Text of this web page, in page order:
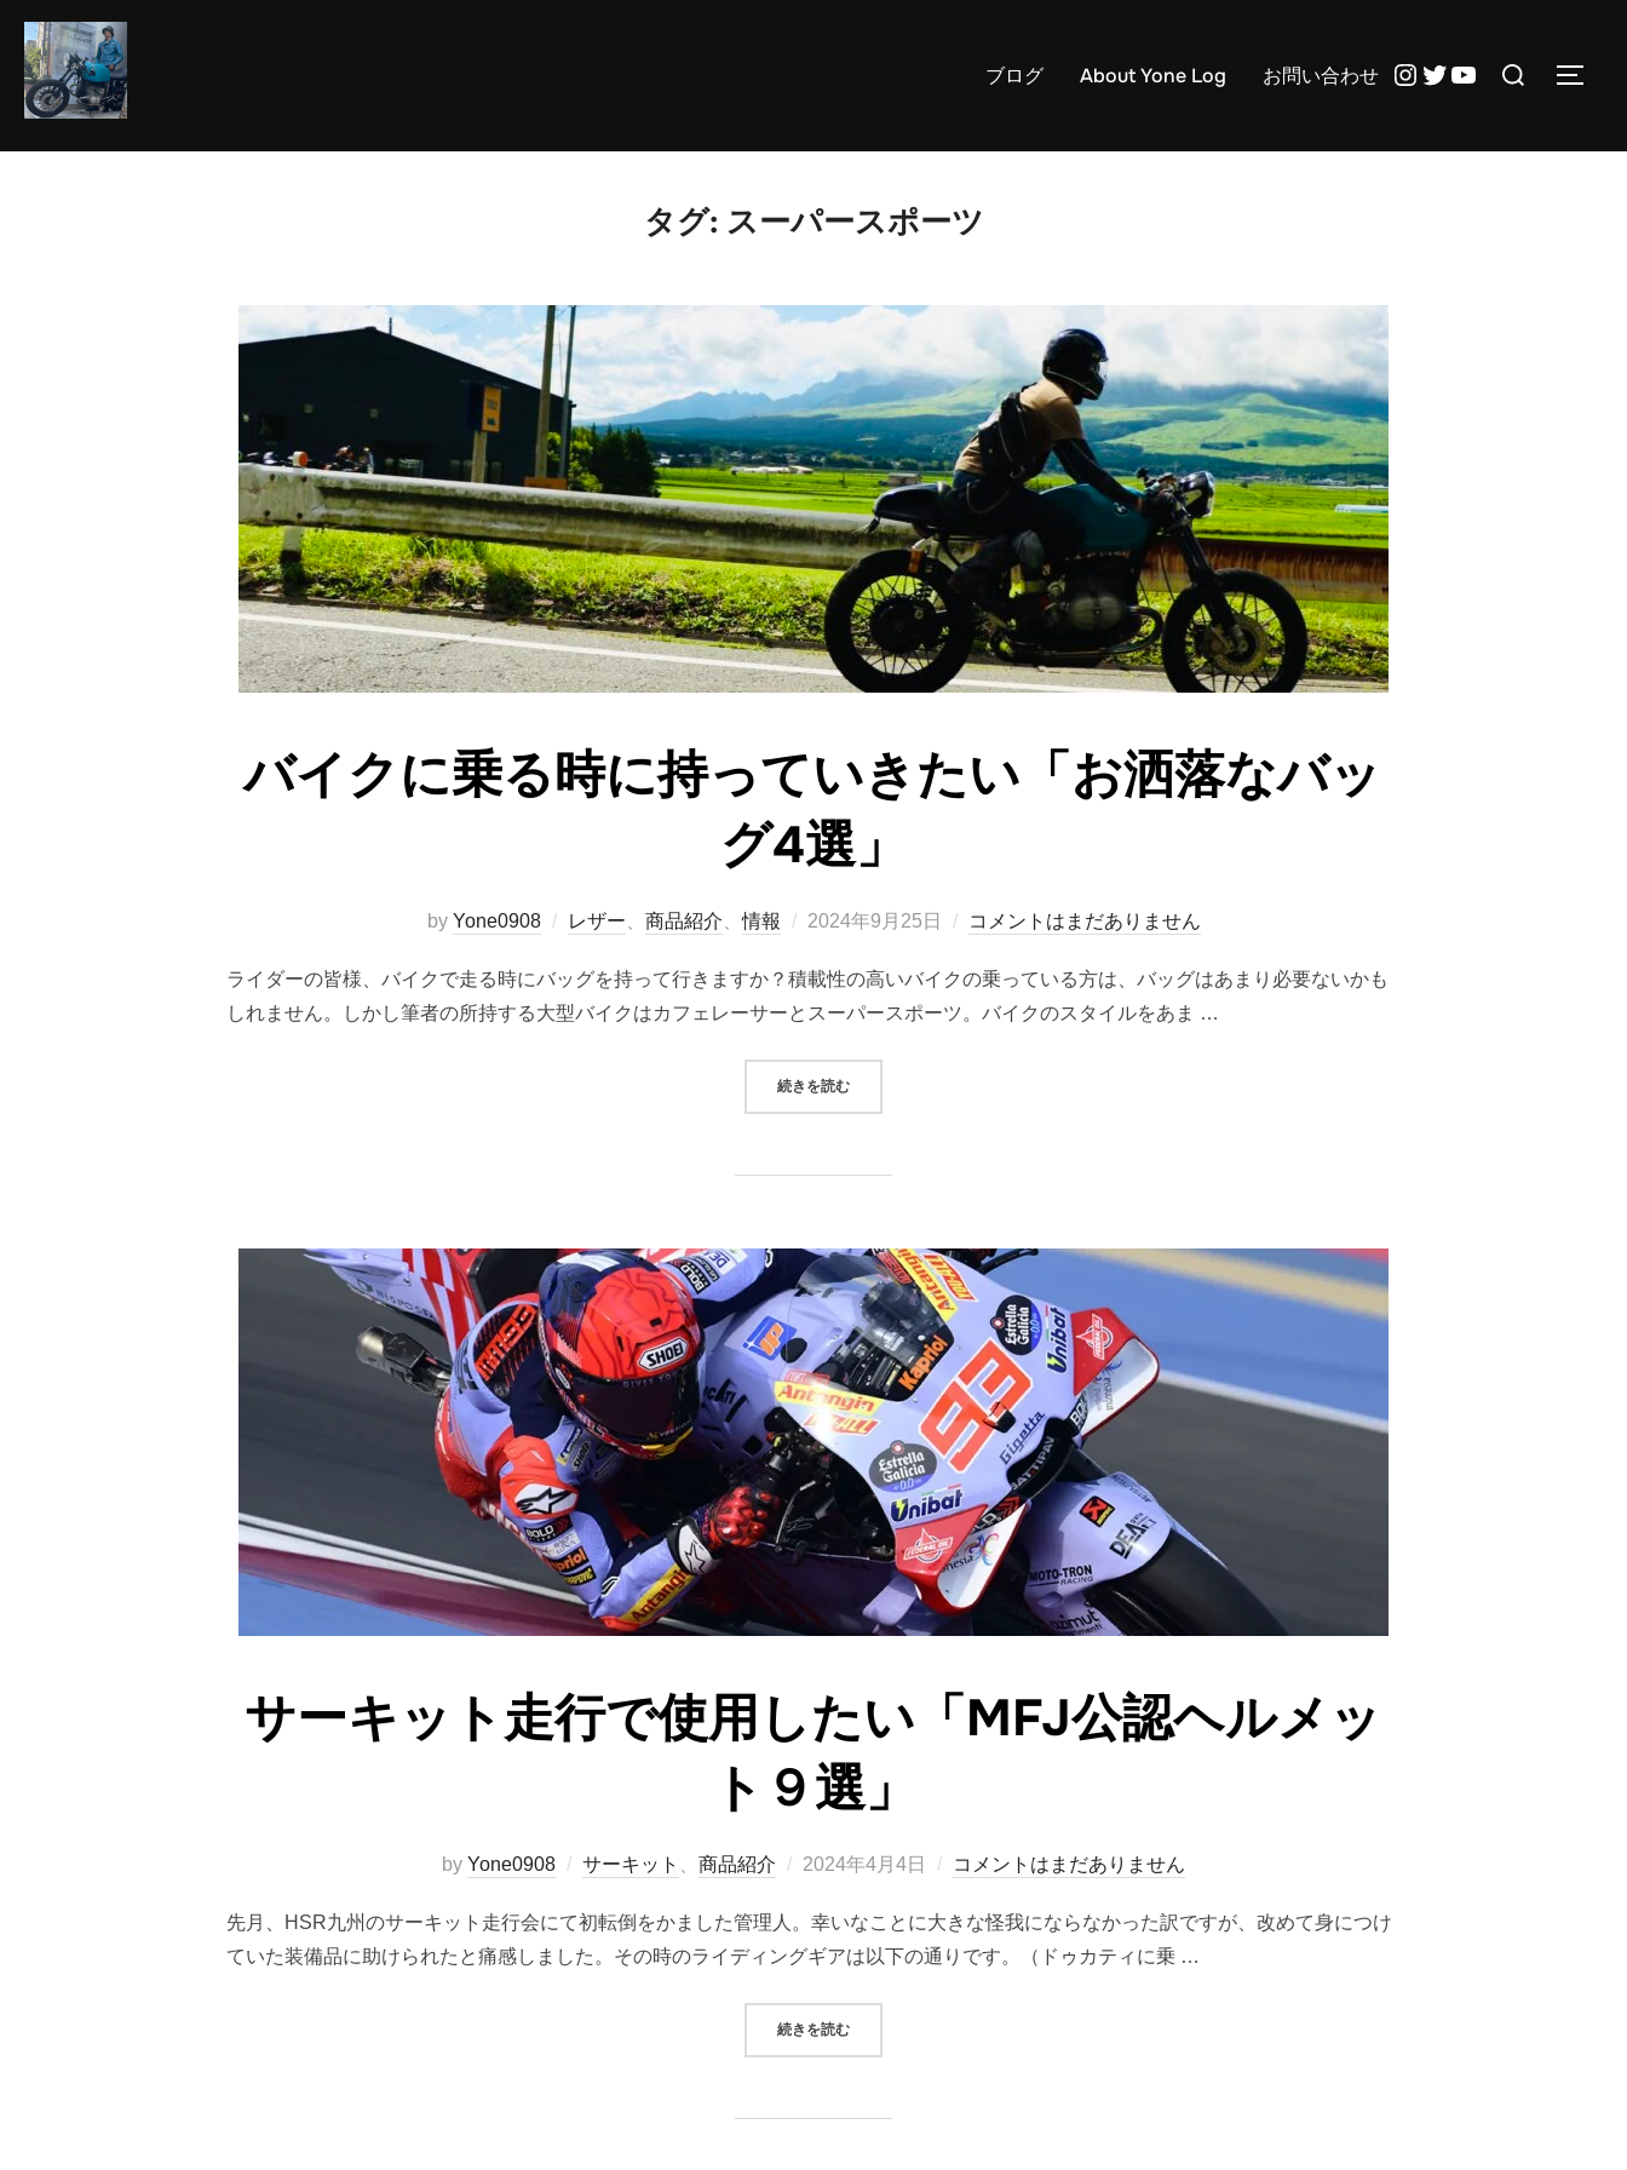
ツ
ブログ About Yone Log お問い合わせ Instagram
Twitter
YouTube
検
サイ
タグ: スーパースポーツ
バイクに乗る時に持っていきたい「お洒落なバッ
グ4選」
by Yone0908 レザー 商品紹介 、情報
投
日:
2024年9月25日 コメントはまだありません
ライダーの皆様、バイクで走る時にバッグを持って行きますか？積載性の高いバイクの乗っている方は、バッグはあまり必要ないかも
しれません。しかし筆者の所持する大型バイクはカフェレーサーとスーパースポーツ。バイクのスタイルをあま …
続きを読む“バイクに乗る時に持っていきたい「お洒落なバッグ4選」”
サーキット走行で使用したい「MFJ公認ヘルメッ
ト９選」
by Yone0908 サーキット 商品紹介
投
日:
2024年4月4日 コメントはまだありません
先月、HSR九州のサーキット走行会にて初転倒をかました管理人。幸いなことに大きな怪我にならなかった訳ですが、改めて身につけ
ていた装備品に助けられたと痛感しました。その時のライディングギアは以下の通りです。（ドゥカティに乗 …
続きを読む“サーキット走行で使用したい「MFJ公認ヘルメット９選」”